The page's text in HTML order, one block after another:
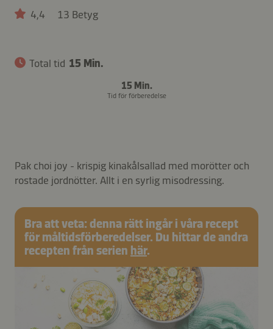
4,4 13 Betyg
Total tid 15 Min.
15 Min.
Tid för förberedelse
Pak choi joy - krispig kinakålsallad med morötter och
rostade jordnötter. Allt i en syrlig misodressing.
Bra att veta: denna rätt ingår i våra recept
för måltidsförberedelser. Du hittar de andra
recepten från serien här.